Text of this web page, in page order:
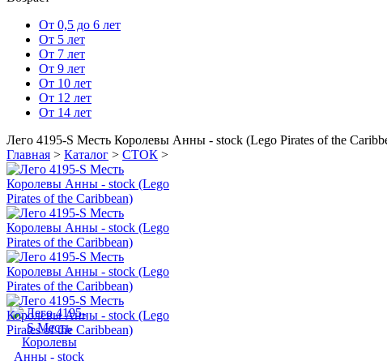
От 0,5 до 6 лет
От 5 лет
От 7 лет
От 9 лет
От 10 лет
От 12 лет
От 14 лет
Лего 4195-S Месть Королевы Анны - stoсk (Lego Pirates of the
Главная > Каталог > СТОК >